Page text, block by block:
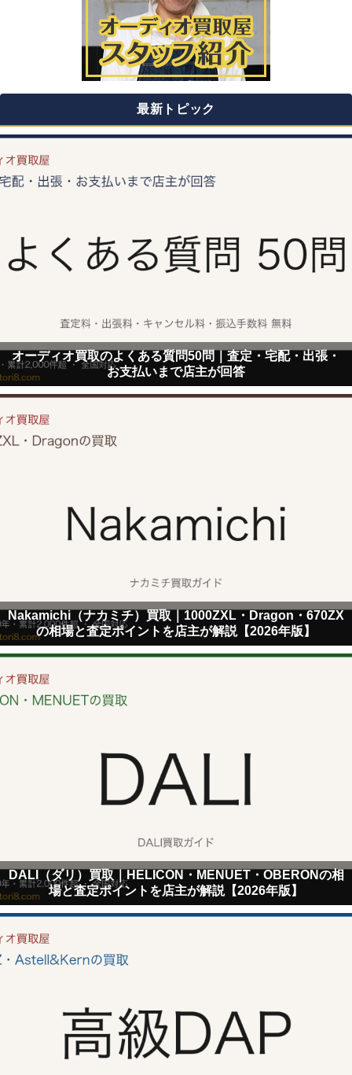
最新トピック
オーディオ買取のよくある質問50問｜査定・宅配・出張・
お支払いまで店主が回答
Nakamichi（ナカミチ）買取｜1000ZXL・Dragon・670ZX
の相場と査定ポイントを店主が解説【2026年版】
DALI（ダリ）買取｜HELICON・MENUET・OBERONの相
場と査定ポイントを店主が解説【2026年版】